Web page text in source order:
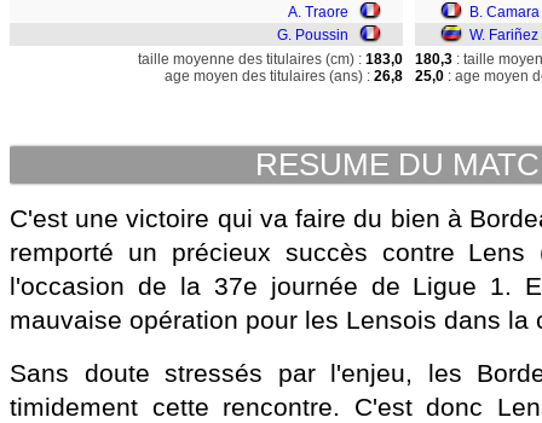
A. Traore
G. Poussin
B. Camara
W. Fariñez
taille moyenne des titulaires (cm) : 183,0
age moyen des titulaires (ans) : 26,8
180,3 : taille
25,0 : age moyen
RESUME DU
C'est une victoire qui va faire du bien à
remporté un précieux succès contre
l'occasion de la 37e journée de Ligue 1.
mauvaise opération pour les Lensois dans la
Sans doute stressés par l'enjeu, les
timidement cette rencontre. C'est donc